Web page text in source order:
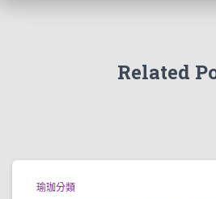
Related
瑜珈分類